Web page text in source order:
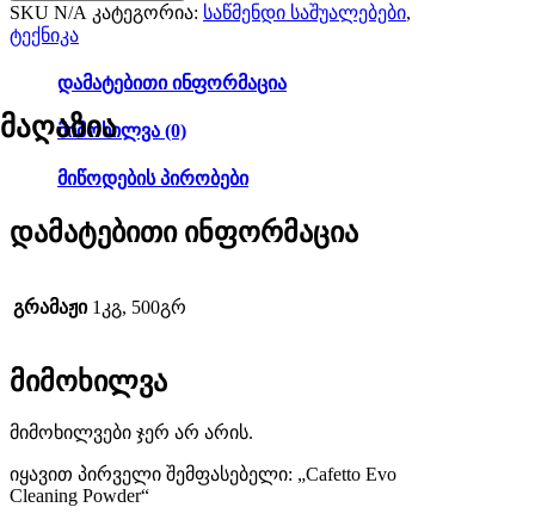
მაღაზია
SKU N/A კატეგორია: საწმენდი საშუალებები,
ტექნიკა
დამატებითი ინფორმაცია
მიმოხილვა (0)
მიწოდების პირობები
დამატებითი ინფორმაცია
გრამაჟი 1კგ, 500გრ
მიმოხილვა
მიმოხილვები ჯერ არ არის.
იყავით პირველი შემფასებელი: „Cafetto Evo
Cleaning Powder“